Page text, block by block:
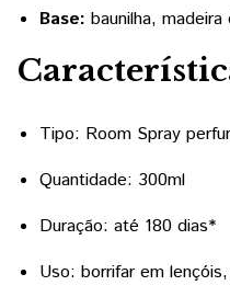
Base: baunilha,
Tipo: Room Spray
Quantidade: 300ml
Duração: até 180 dias*
Uso: borrifar em